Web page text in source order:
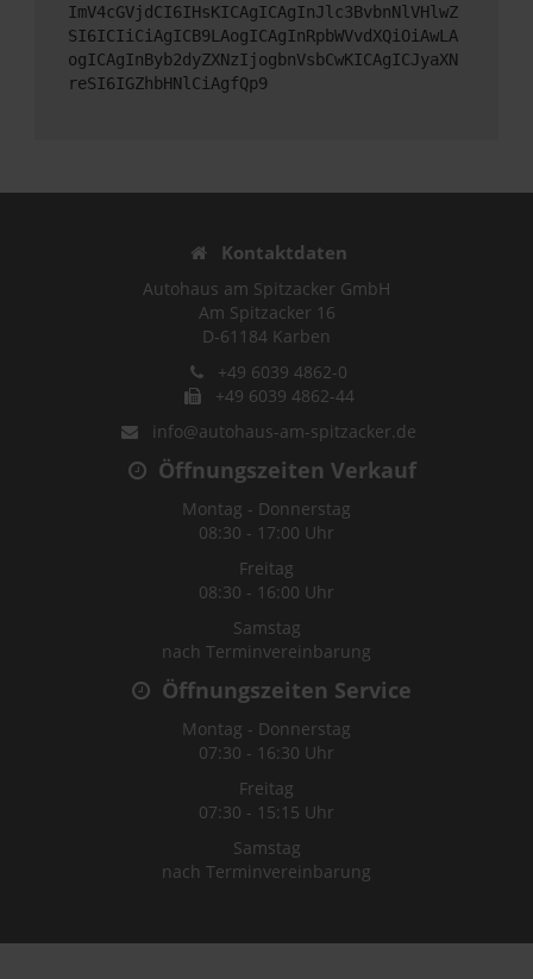
ImV4cGVjdCI6IHsKICAgICAgInJlc3BvbnNlVHlwZ
SI6ICIiCiAgICB9LAogICAgInRpbWVvdXQiOiAwLA
ogICAgInByb2dyZXNzIjogbnVsbCwKICAgICJyaXN
reSI6IGZhbHNlCiAgfQp9
Kontaktdaten
Autohaus am Spitzacker GmbH
Am Spitzacker 16
D-61184 Karben
+49 6039 4862-0
+49 6039 4862-44
info@autohaus-am-spitzacker.de
Öffnungszeiten Verkauf
Montag - Donnerstag
08:30 - 17:00 Uhr
Freitag
08:30 - 16:00 Uhr
Samstag
nach Terminvereinbarung
Öffnungszeiten Service
Montag - Donnerstag
07:30 - 16:30 Uhr
Freitag
07:30 - 15:15 Uhr
Samstag
nach Terminvereinbarung